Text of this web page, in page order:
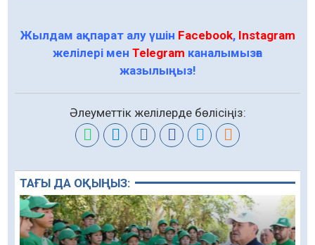
Жылдам ақпарат алу үшін Facebook, Instagram
желілері мен Telegram каналымызға
жазылыңыз!
Әлеуметтік желілерде бөлісіңіз:
ТАҒЫ ДА ОҚЫҢЫЗ: